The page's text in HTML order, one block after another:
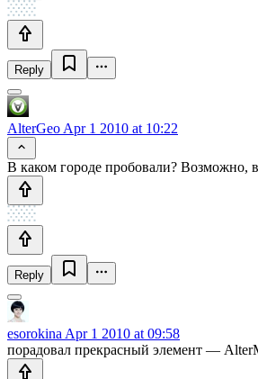
Reply
AlterGeo Apr 1 2010 at 10:22
В каком городе пробовали? Возможно,
Reply
esorokina Apr 1 2010 at 09:58
порадовал прекрасный элемент —